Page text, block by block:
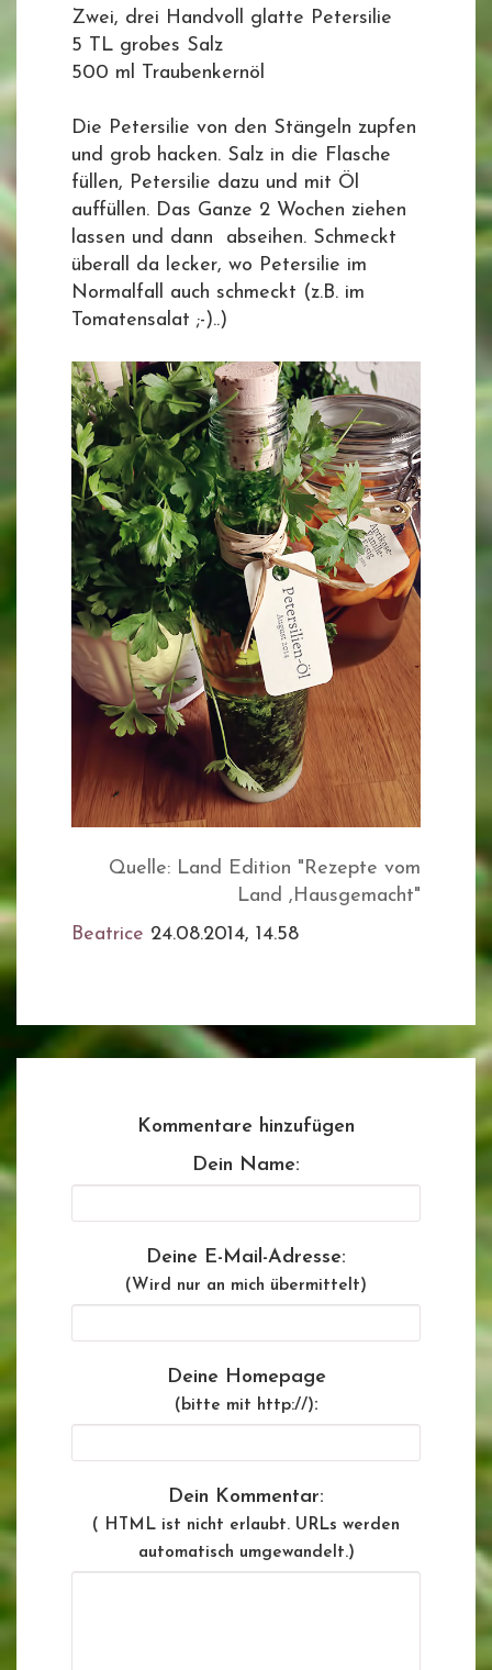
Zwei, drei Handvoll glatte Petersilie
5 TL grobes Salz
500 ml Traubenkernöl
Die Petersilie von den Stängeln zupfen
und grob hacken. Salz in die Flasche
füllen, Petersilie dazu und mit Öl
auffüllen. Das Ganze 2 Wochen ziehen
lassen und dann abseihen. Schmeckt
überall da lecker, wo Petersilie im
Normalfall auch schmeckt (z.B. im
Tomatensalat ;-)..)
Quelle: Land Edition "Rezepte vom
Land ,Hausgemacht"
Beatrice 24.08.2014, 14.58
Kommentare hinzufügen
Dein Name:
Deine E-Mail-Adresse:
(Wird nur an mich übermittelt)
Deine Homepage
(bitte mit http://):
Dein Kommentar:
( HTML ist nicht erlaubt. URLs werden
automatisch umgewandelt.)